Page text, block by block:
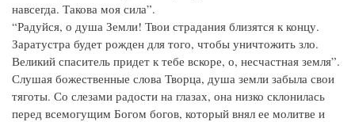
навсегда. Такова моя сила”.
“Радуйся, о душа Земли! Твои страдания близятся к концу.
Заратустра будет рожден для того, чтобы уничтожить зло.
Великий спаситель придет к тебе вскоре, о, несчастная земля”.
Слушая божественные слова Творца, душа земли забыла свои
тяготы. Со слезами радости на глазах, она низко склонилась
перед всемогущим Богом богов, который внял ее молитве и